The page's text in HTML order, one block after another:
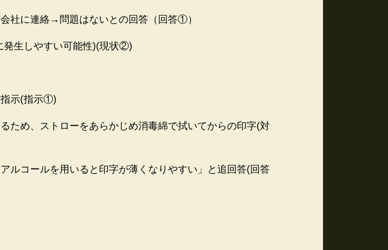
社に連絡→問題はないとの回答（回答①）
発生しやすい可能性)(現状②)
指示(指示①)
ため、ストローをあらかじめ消毒綿で拭いてからの印字(対
ルコールを用いると印字が薄くなりやすい」と追回答(回答